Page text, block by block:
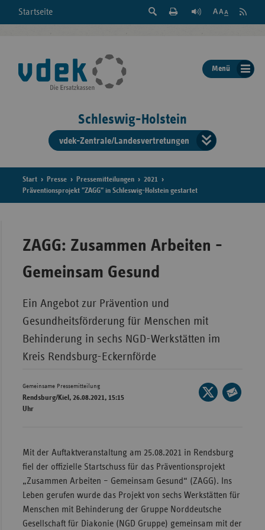
Startseite
Suche
der
Seite
Feed
Menü
Schleswig-Holstein
vdek-Zentrale/Landesvertretungen
der
Start Presse Pressemitteilungen
2021
Präventionsprojekt "ZAGG" in Schleswig-Holstein gestartet
ZAGG: Zusammen Arbeiten -
Gemeinsam Gesund
Ein Angebot zur Prävention und
Gesundheitsförderung für Menschen mit
Behinderung in sechs NGD-Werkstätten im
Kreis Rendsburg-Eckernförde
Gemeinsame Pressemitteilung
Rendsburg/Kiel, 26.08.2021, 15:15
Uhr
Seite
auf
Mail
Mit der Auftaktveranstaltung am 25.08.2021 in Rendsburg
fiel der offizielle Startschuss für das Präventionsprojekt
„Zusammen Arbeiten – Gemeinsam Gesund“ (ZAGG). Ins
Leben gerufen wurde das Projekt von sechs Werkstätten für
Menschen mit Behinderung der Gruppe Norddeutsche
Gesellschaft für Diakonie (NGD Gruppe) gemeinsam mit der